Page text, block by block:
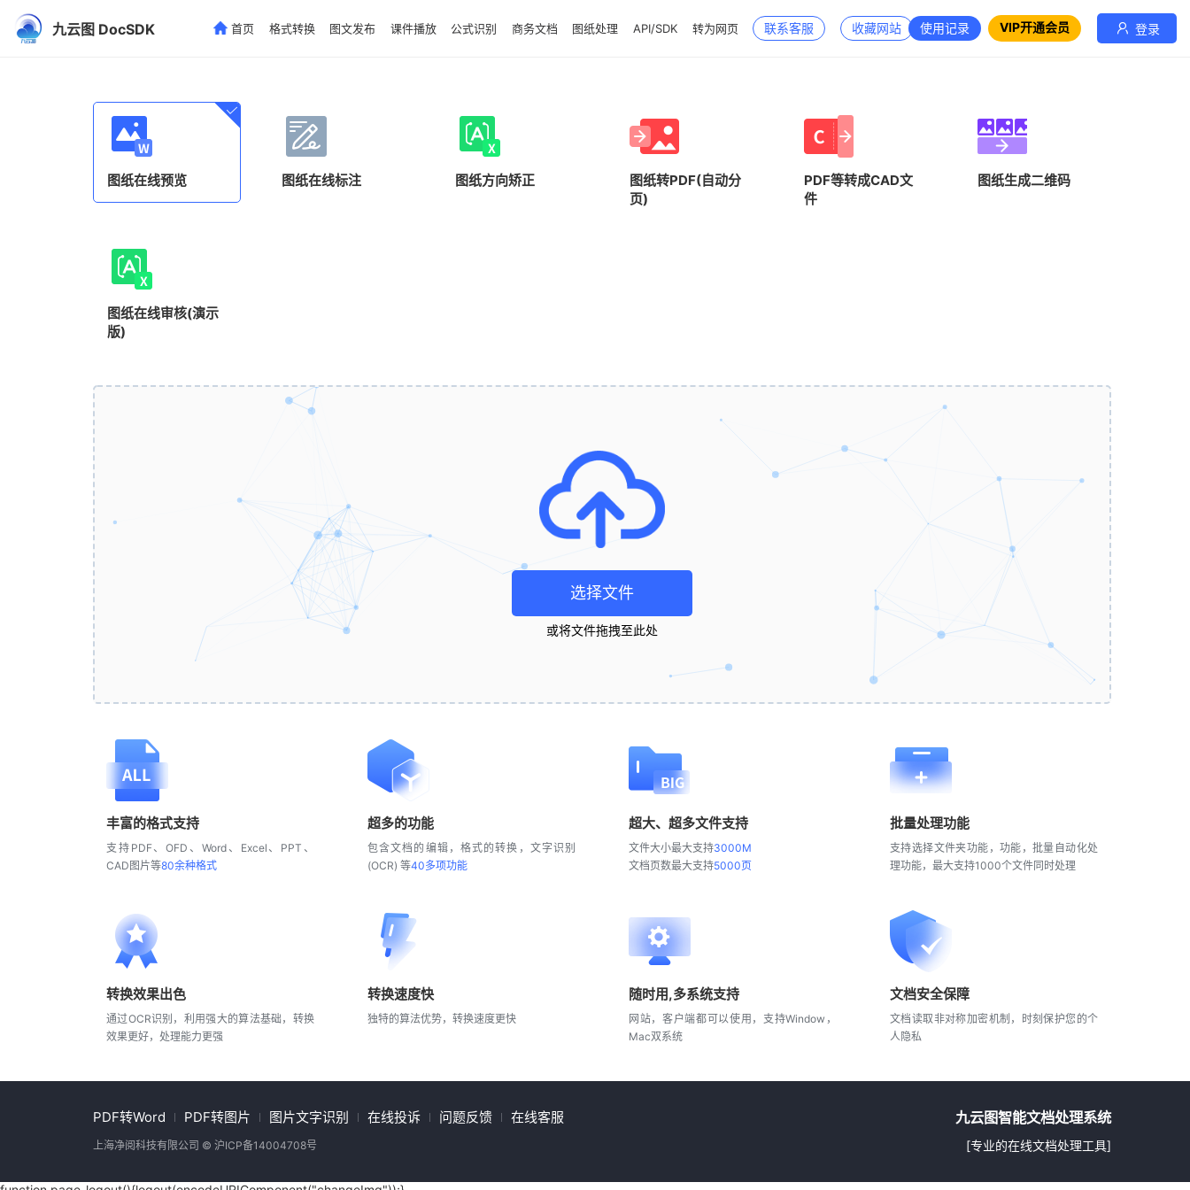
九云图 DocSDK 首页 格式转换 图文发布 课件播放 公式识别 商务文档 图纸处理 API/SDK 转为网页 联系客服 收藏网站 使用记录 VIP开通会员 登录
图纸在线预览 图纸在线标注 图纸方向矫正
图纸转PDF(自动分
页)
PDF等转成CAD文
件
图纸生成二维码
图纸在线审核(演示
版)
选择文件
或将文件拖拽至此处
丰富的格式支持
支持PDF、OFD、Word、Excel、PPT、
CAD图片等80余种格式
超多的功能
包含文档的编辑，格式的转换，文字识别
(OCR) 等40多项功能
超大、超多文件支持
文件大小最大支持3000M
文档页数最大支持5000页
批量处理功能
支持选择文件夹功能，功能，批量自动化处
理功能，最大支持1000个文件同时处理
转换效果出色
通过OCR识别，利用强大的算法基础，转换
效果更好，处理能力更强
转换速度快
独特的算法优势，转换速度更快
随时用,多系统支持
网站，客户端都可以使用，支持Window，
Mac双系统
文档安全保障
文档读取非对称加密机制，时刻保护您的个
人隐私
PDF转Word PDF转图片 图片文字识别 在线投诉 问题反馈 在线客服
上海净阅科技有限公司 © 沪ICP备14004708号
九云图智能文档处理系统
[专业的在线文档处理工具]